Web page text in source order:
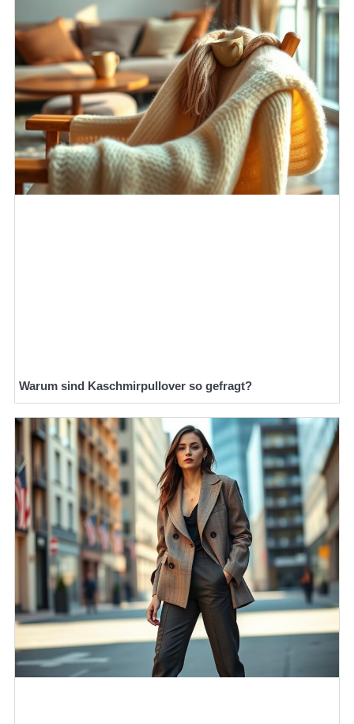
Warum sind Kaschmirpullover so gefragt?